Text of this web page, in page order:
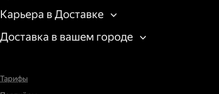
Карьера в Доставке
Доставка в вашем городе
Тарифы